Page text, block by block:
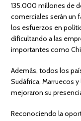
135.000 millones de
comerciales serán un
los esfuerzos en
dificultando a las
importantes como
Además, todos los
Sudáfrica, Marruecos
mejoraron su
Reconociendo la